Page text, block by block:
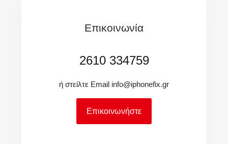
Επικοινωνία
2610 334759
ή στείλτε Email info@iphonefix.gr
Επικοινωνήστε